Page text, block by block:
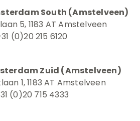
South (Amstelveen)
5, 1183 AT Amstelveen
(0)20 215 6120
Zuid (Amstelveen)
1, 1183 AT Amstelveen
(0)20 715 4333